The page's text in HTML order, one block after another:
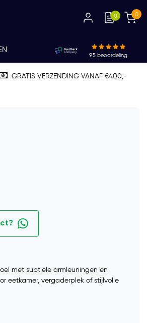
0 0
9.5 beoordeling
GRATIS VERZENDING VANAF €400,-
met subtiele armleuningen en
eetkamer, vergaderplek of stijlvolle